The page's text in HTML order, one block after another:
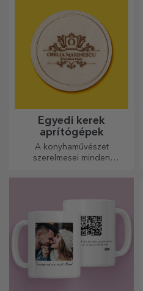
tálalásához.
Egyedi kerek
aprítógépek
A konyhaművészet
szerelmesei minden
ezért az ízletes ételek a
készülnek. Válassza ki a
megfelelőt!